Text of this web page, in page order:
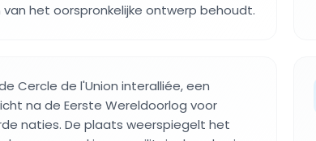
het oorspronkelijke ontwerp behoudt.
Cercle de l'Union interalliée, een
na de Eerste Wereldoorlog voor
naties. De plaats weerspiegelt het